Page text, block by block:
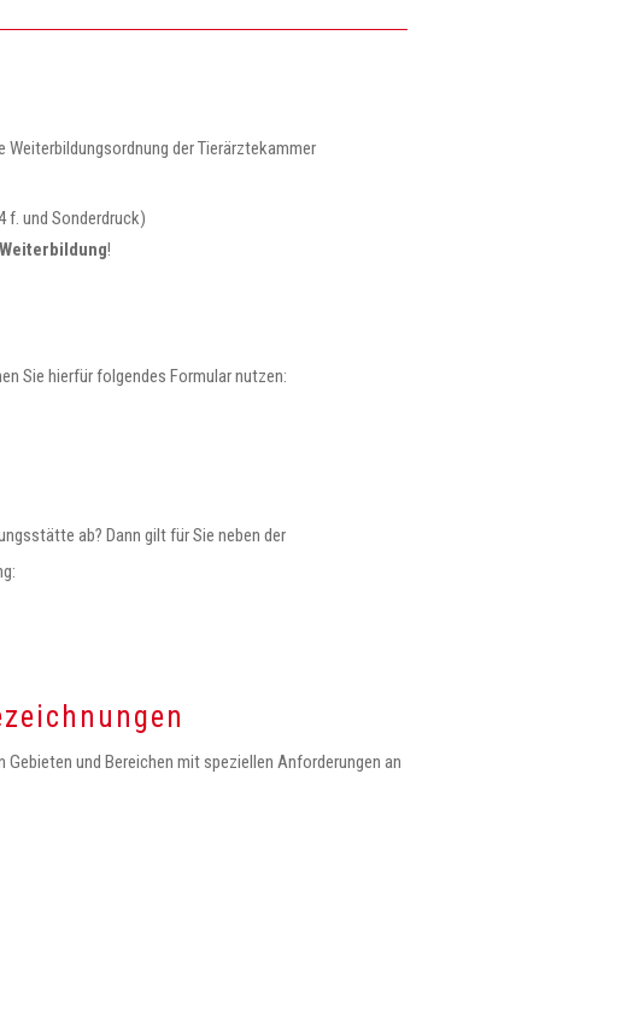
Weiterbildungsordnung der Tierärztekammer
f. und Sonderdruck)
!
Sie hierfür folgendes Formular nutzen:
ab? Dann gilt für Sie neben der
und Bereichen mit speziellen Anforderungen an